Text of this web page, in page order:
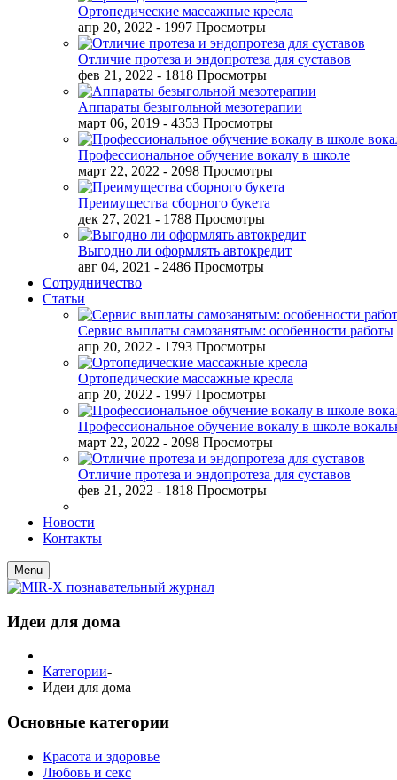
Ортопедические массажные кресла
апр 20, 2022 - 1997 Просмотры
Отличие протеза и эндопротеза для суставов
фев 21, 2022 - 1818 Просмотры
Аппараты безыгольной мезотерапии
март 06, 2019 - 4353 Просмотры
Профессиональное обучение вокалу в школе
март 22, 2022 - 2098 Просмотры
Преимущества сборного букета
дек 27, 2021 - 1788 Просмотры
Выгодно ли оформлять автокредит
авг 04, 2021 - 2486 Просмотры
Сотрудничество
Статьи
Сервис выплаты самозанятым: особенности работы
апр 20, 2022 - 1793 Просмотры
Ортопедические массажные кресла
апр 20, 2022 - 1997 Просмотры
Профессиональное обучение вокалу в школе
март 22, 2022 - 2098 Просмотры
Отличие протеза и эндопротеза для суставов
фев 21, 2022 - 1818 Просмотры
Новости
Контакты
Menu
Идеи для дома
Категории-
Идеи для дома
Основные категории
Красота и здоровье
Любовь и секс